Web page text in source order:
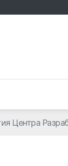
Центра